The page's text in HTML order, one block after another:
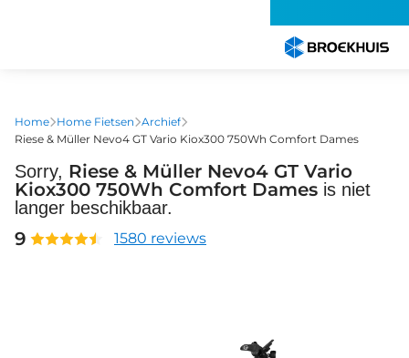
gaan
Home Home Fietsen Archief
Riese & Müller Nevo4 GT Vario Kiox300 750Wh Comfort Dames
Sorry, Riese & Müller Nevo4 GT Vario
Kiox300 750Wh Comfort Dames is niet
langer beschikbaar.
9 1580 reviews